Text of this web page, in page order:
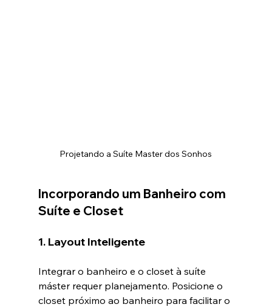
Projetando a Suíte Master dos Sonhos
Incorporando um Banheiro com
Suíte e Closet
1. Layout Inteligente
Integrar o banheiro e o closet à suíte
máster requer planejamento. Posicione o
closet próximo ao banheiro para facilitar o